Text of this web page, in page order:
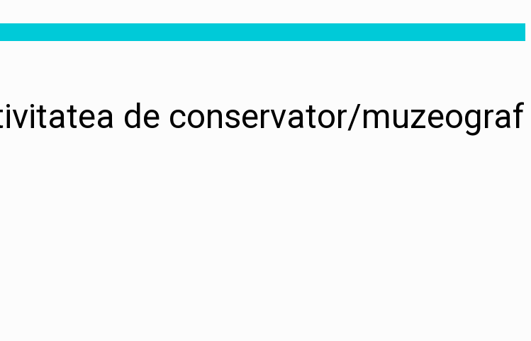
de conservator/muzeograf